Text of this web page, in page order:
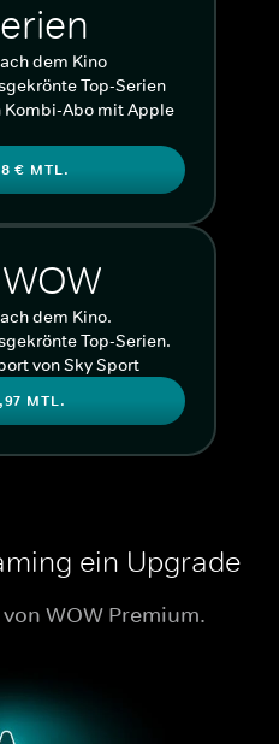
dem Kino
Top-Serien
Abo mit Apple
€ MTL.
dem Kino.
Top-Serien.
von Sky Sport
MTL.
ein Upgrade
WOW Premium.